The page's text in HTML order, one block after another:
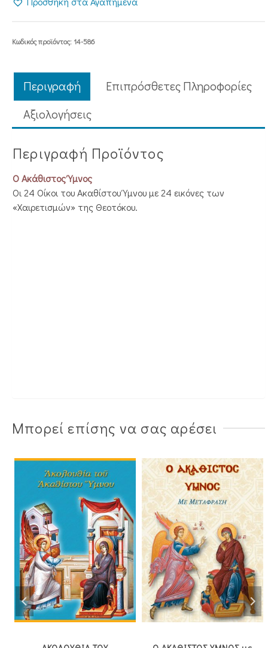
αγιογραφίες)
Κωδικός προϊόντος: 14-586
Περιγραφή
Επιπρόσθετες Πληροφορίες
Aξιολογήσεις
Περιγραφή Προϊόντος
Ο Ακάθιστος Ύμνος
Οι 24 Οίκοι του Ακαθίστου Ύμνου με 24 εικόνες των
«Χαιρετισμών» της Θεοτόκου.
Μπορεί επίσης να σας αρέσει